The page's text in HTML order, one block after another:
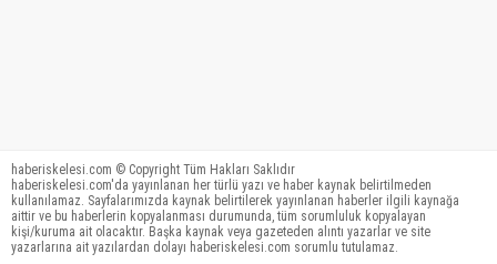
haberiskelesi.com © Copyright Tüm Hakları Saklıdır
haberiskelesi.com'da yayınlanan her türlü yazı ve haber kaynak belirtilmeden
kullanılamaz. Sayfalarımızda kaynak belirtilerek yayınlanan haberler ilgili kaynağa
aittir ve bu haberlerin kopyalanması durumunda, tüm sorumluluk kopyalayan
kişi/kuruma ait olacaktır. Başka kaynak veya gazeteden alıntı yazarlar ve site
yazarlarına ait yazılardan dolayı haberiskelesi.com sorumlu tutulamaz.